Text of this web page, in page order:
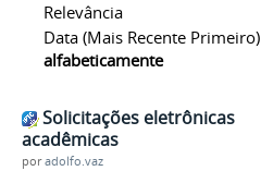
Relevância
Data (mais Recente Primeiro)
alfabeticamente
Solicitações eletrônicas
acadêmicas
poradolfo.vaz